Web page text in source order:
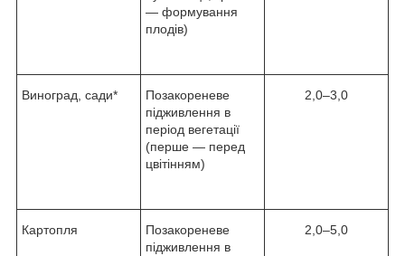
— формування
плодів)
Виноград, сади*
Позакореневе
підживлення в
період вегетації
(перше — перед
цвітінням)
2,0–3,0
Картопля
Позакореневе
підживлення в
2,0–5,0